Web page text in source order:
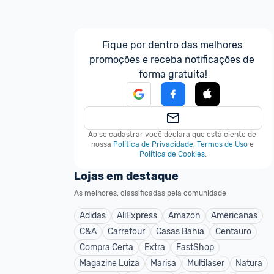
Fique por dentro das melhores
promoções e receba notificações de
forma gratuita!
Ao se cadastrar você declara que está ciente de
nossa Política de Privacidade, Termos de Uso e
Política de Cookies.
Lojas em destaque
As melhores, classificadas pela comunidade
Adidas AliExpress Amazon
Americanas
C&A
Carrefour Casas Bahia
Centauro
Compra Certa
Extra
FastShop
Magazine Luiza
Marisa Multilaser
Natura